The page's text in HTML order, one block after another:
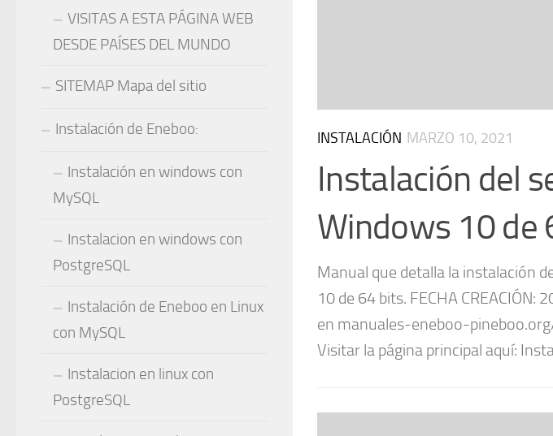
INSTALACIÓN MARZO 10, 2021
Instalación del
Windows 10 de
Manual que detalla la instalación
10 de 64 bits. FECHA CREACIÓN:
en manuales-eneboo-
Visitar la página principal aquí:
VISITAS A ESTA PÁGINA WEB
DESDE PAÍSES DEL MUNDO
SITEMAP Mapa del sitio
Instalación de Eneboo:
Instalación en windows con
MySQL
Instalacion en windows con
PostgreSQL
Instalación de Eneboo en Linux
con MySQL
Instalacion en linux con
PostgreSQL